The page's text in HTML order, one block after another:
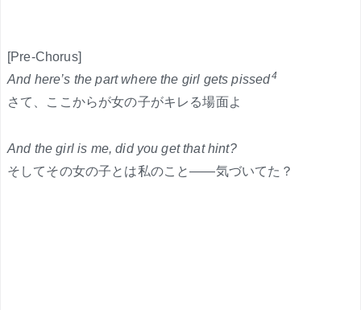
[Pre-Chorus]
And here’s the part where the girl gets pissed4
さて、ここからが女の子がキレる場面よ
And the girl is me, did you get that hint?
そしてその女の子とは私のこと——気づいてた？